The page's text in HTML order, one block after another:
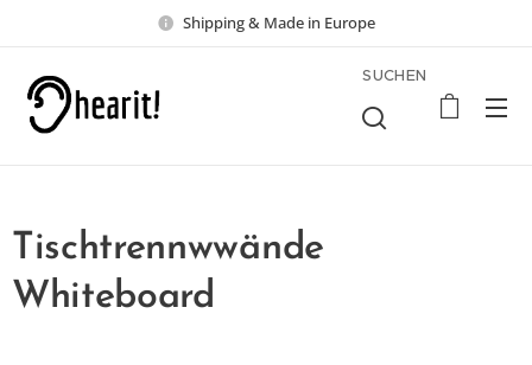
Shipping & Made in Europe
SUCHEN
Tischtrennwwände
Whiteboard